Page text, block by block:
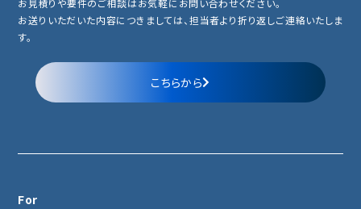
お見積りや要件のご相談はお気軽にお問い合わせください。
お送りいただいた内容につきましては、担当者より折り返しご連絡いたしま
す。
こちらから
For